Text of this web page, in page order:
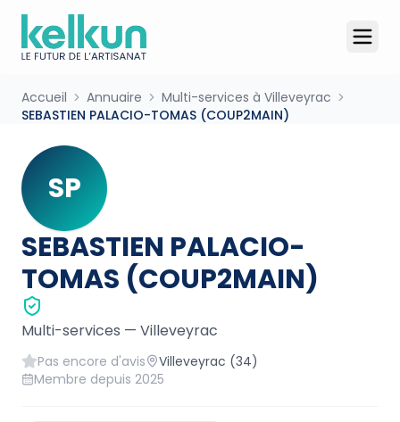
Accueil Annuaire
Multi-services à Villeveyrac
SEBASTIEN PALACIO-TOMAS (COUP2MAIN)
SP
SEBASTIEN PALACIO-
TOMAS (COUP2MAIN)
Multi-services — Villeveyrac
Pas encore d'avis Villeveyrac (34)
Membre depuis 2025